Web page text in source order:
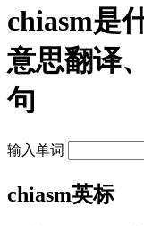
chiasm是
意思翻译
句
输入单词
chiasm英标